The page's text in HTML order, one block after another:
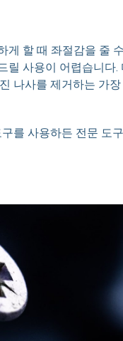
할 때 좌절감을 줄
사용이 어렵습니다.
나사를 제거하는 가
를 사용하든 전문 도